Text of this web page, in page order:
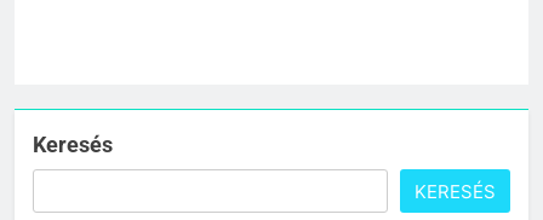
Keresés
KERESÉS
2